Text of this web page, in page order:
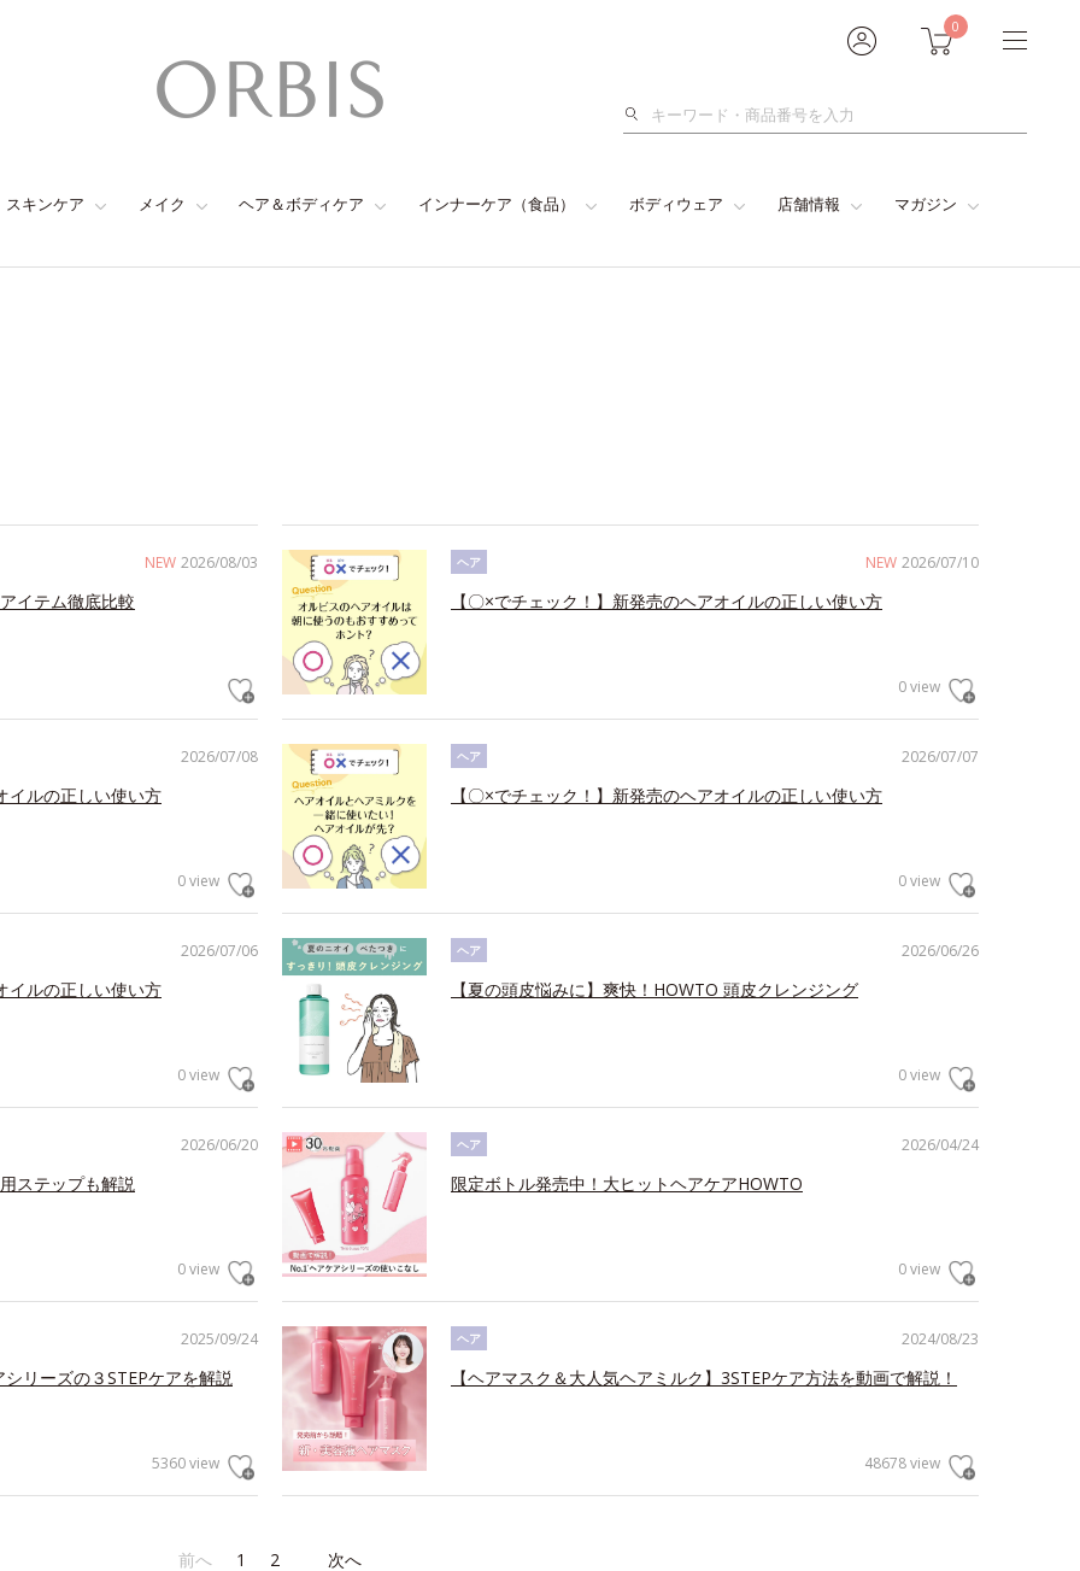
0
検
スキンケア メイク ヘア＆ボディケア インナーケア（食品） ボディウェア 店舗情報 マガジン
NEW 2026/08/03
イテム徹底比較
NEW 2026/07/10
ヘア
【〇×でチェック！】新発売のヘアオイルの正しい使い方
0 view
2026/07/08
イルの正しい使い方
0 view
2026/07/07
ヘア
【〇×でチェック！】新発売のヘアオイルの正しい使い方
0 view
2026/07/06
イルの正しい使い方
0 view
2026/06/26
ヘア
【夏の頭皮悩みに】爽快！HOWTO 頭皮クレンジング
0 view
2026/06/20
ステップも解説
0 view
2026/04/24
ヘア
限定ボトル発売中！大ヒットヘアケアHOWTO
0 view
2025/09/24
リーズの３STEPケアを解説
5360 view
2024/08/23
ヘア
【ヘアマスク＆大人気ヘアミルク】3STEPケア方法を動画で解説！
48678 view
前へ 1 2 次へ